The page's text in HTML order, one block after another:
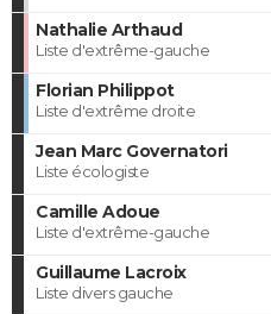
Nathalie Arthaud
Liste d'extrême-gauche
Florian Philippot
Liste d'extrême droite
Jean Marc Governatori
Liste écologiste
Camille Adoue
Liste d'extrême-gauche
Guillaume Lacroix
Liste divers gauche